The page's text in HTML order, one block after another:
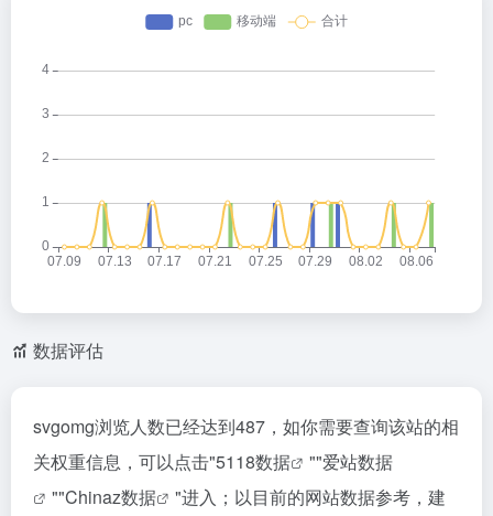
数据评估
svgomg浏览人数已经达到487，如你需要查询该站的相
关权重信息，可以点击"5118数据 ""爱站数据
""Chinaz数据
"进入；以目前的网站数据参考，建